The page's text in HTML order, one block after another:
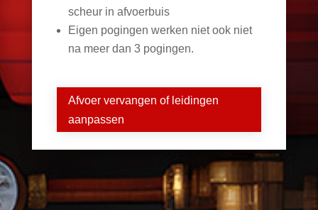
scheur in afvoerbuis
Eigen pogingen werken niet ook niet
na meer dan 3 pogingen.
Afvoer vervangen of leidingen
aanpassen